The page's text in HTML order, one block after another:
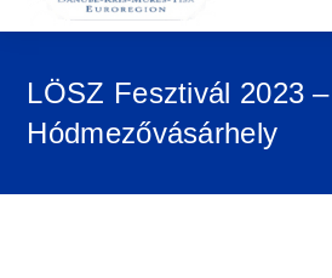
LÖSZ Fesztivál 2023 –
Hódmezővásárhely